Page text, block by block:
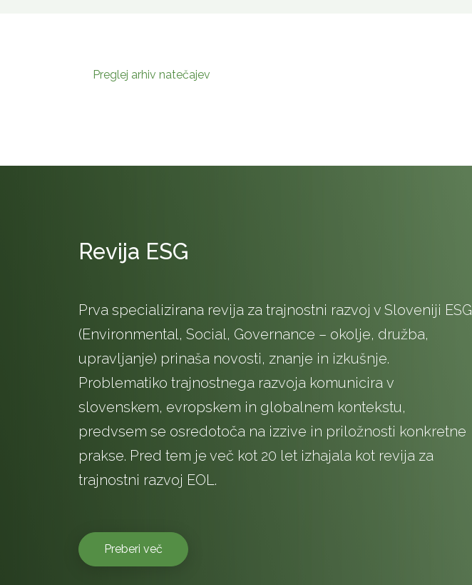
Preglej arhiv natečajev
Revija ESG
Prva specializirana revija za trajnostni razvoj v Sloveniji ESG
(Environmental, Social, Governance – okolje, družba,
upravljanje) prinaša novosti, znanje in izkušnje.
Problematiko trajnostnega razvoja komunicira v
slovenskem, evropskem in globalnem kontekstu,
predvsem se osredotoča na izzive in priložnosti konkretne
prakse. Pred tem je več kot 20 let izhajala kot revija za
trajnostni razvoj EOL.
Preberi več